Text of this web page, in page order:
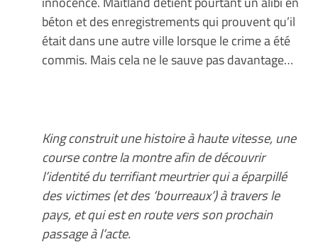
béton et des enregistrements qui prouvent qu’il
était dans une autre ville lorsque le crime a été
commis. Mais cela ne le sauve pas davantage…
King construit une histoire à haute vitesse, une
course contre la montre afin de découvrir
l’identité du terrifiant meurtrier qui a éparpillé
des victimes (et des ‘bourreaux’) à travers le
pays, et qui est en route vers son prochain
passage à l’acte.